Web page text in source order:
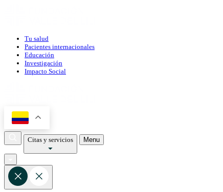
Tu salud
Pacientes internacionales
Educación
Investigación
Impacto Social
Citas y servicios Menu